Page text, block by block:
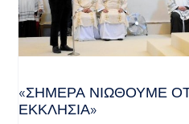
«ΣΉΜΕΡΑ ΝΙΏΘΟΥΜΕ
ΕΚΚΛΗΣΊΑ»